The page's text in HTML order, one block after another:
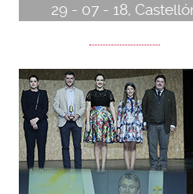
29 - 07 - 18,